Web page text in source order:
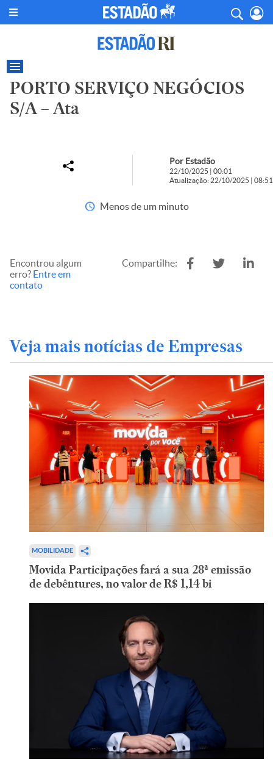
PORTO SERVIÇO NEGÓCIOS
S/A – Ata
Por Estadão
22/10/2025 | 00:01
Atualização: 22/10/2025 | 08:51
Menos de um minuto
Encontrou algum
erro? Entre em
contato
Compartilhe:
Veja mais notícias de Empresas
MOBILIDADE
Movida Participações fará a sua 28ª emissão
de debêntures, no valor de R$ 1,14 bi